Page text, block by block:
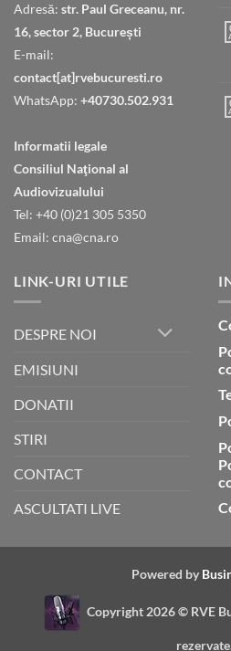
Adresă: str. Paul Greceanu, nr.
16, sector 2, București
E-mail:
contact[at]rvebucuresti.ro
WhatsApp: +40730.502.931
Informatii legale
Consiliul Naţional al
Audiovizualului
Tel: +40 (0)21 305 5350
Email: cna@cna.ro
LINK-URI UTILE
DESPRE NOI
EMISIUNI
DONATII
STIRI
CONTACT
ASCULTATI LIVE
Powered by
Copyright 2026 © RVE